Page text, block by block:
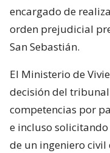
encargado de
orden prejudicial
San Sebastián.
El Ministerio de
decisión del
competencias por
e incluso
de un ingeniero